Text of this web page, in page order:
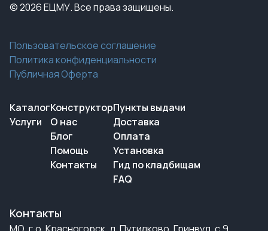
© 2026 ЕЦМУ. Все права защищены.
Пользовательское соглашение
Политика конфиденциальности
Публичная Оферта
Каталог
Услуги
Конструктор
О нас
Блог
Помощь
Контакты
Пункты выдачи
Доставка
Оплата
Установка
Гид по кладбищам
FAQ
Контакты